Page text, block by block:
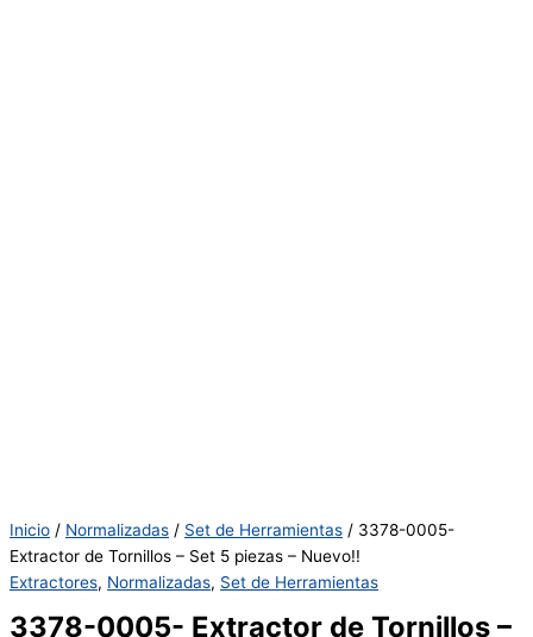
Inicio / Normalizadas / Set de Herramientas / 3378-0005-
Extractor de Tornillos – Set 5 piezas – Nuevo!!
Extractores, Normalizadas, Set de Herramientas
3378-0005- Extractor de Tornillos –